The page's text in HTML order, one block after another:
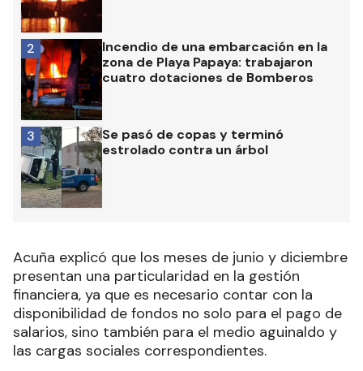
Incendio de una embarcación en la
zona de Playa Papaya: trabajaron
cuatro dotaciones de Bomberos
2
Se pasó de copas y terminó
estrolado contra un árbol
3
Acuña explicó que los meses de junio y diciembre
presentan una particularidad en la gestión
financiera, ya que es necesario contar con la
disponibilidad de fondos no solo para el pago de
salarios, sino también para el medio aguinaldo y
las cargas sociales correspondientes.